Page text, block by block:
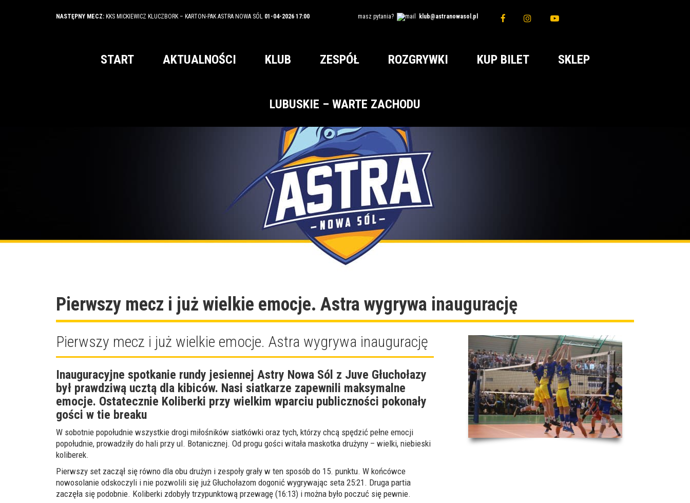
NASTĘPNY MECZ: KKS MICKIEWICZ KLUCZBORK – KARTON-PAK ASTRA NOWA SÓL 01-04-2026 17:00 masz pytania? klub@astranowasol.pl
START AKTUALNOŚCI KLUB ZESPÓŁ ROZGRYWKI KUP BILET SKLEP
LUBUSKIE – WARTE ZACHODU
Pierwszy mecz i już wielkie emocje. Astra wygrywa inaugurację
Pierwszy mecz i już wielkie emocje. Astra wygrywa inaugurację
Inauguracyjne spotkanie rundy jesiennej Astry Nowa Sól z Juve Głuchołazy
był prawdziwą ucztą dla kibiców. Nasi siatkarze zapewnili maksymalne
emocje. Ostatecznie Koliberki przy wielkim wparciu publiczności pokonały
gości w tie breaku
W sobotnie popołudnie wszystkie drogi miłośników siatkówki oraz tych, którzy chcą spędzić pełne emocji
popołudnie, prowadziły do hali przy ul. Botanicznej. Od progu gości witała maskotka drużyny – wielki, niebieski
koliberek.
Pierwszy set zaczął się równo dla obu drużyn i zespoły grały w ten sposób do 15. punktu. W końcówce
nowosolanie odskoczyli i nie pozwolili się już Głuchołazom dogonić wygrywając seta 25:21. Druga partia
zaczęła się podobnie. Koliberki zdobyły trzypunktową przewagę (16:13) i można było poczuć się pewnie.